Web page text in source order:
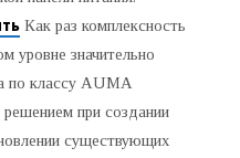
Как раз комплексность
уровне значительно
по классу AUMA
при создании
существующих